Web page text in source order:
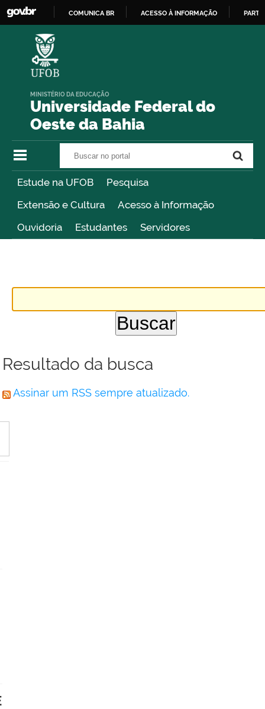
COMUNICA BR ACESSO À INFORMAÇÃO
Universidade Federal do
Oeste da Bahia
MINISTÉRIO DA EDUCAÇÃO
Estude na UFOB
Pesquisa
Extensão e Cultura
Acesso à Informação
Ouvidoria
Estudantes Servidores
Resultado da busca
Assinar um RSS sempre atualizado.